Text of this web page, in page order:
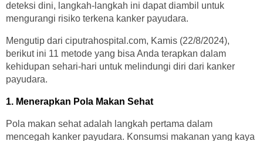
deteksi dini, langkah-langkah ini dapat diambil untuk
mengurangi risiko terkena kanker payudara.
Mengutip dari ciputrahospital.com, Kamis (22/8/2024),
berikut ini 11 metode yang bisa Anda terapkan dalam
kehidupan sehari-hari untuk melindungi diri dari kanker
payudara.
1. Menerapkan Pola Makan Sehat
Pola makan sehat adalah langkah pertama dalam
mencegah kanker payudara. Konsumsi makanan yang kaya